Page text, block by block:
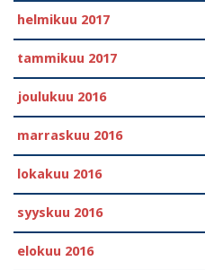
helmikuu 2017
tammikuu 2017
joulukuu 2016
marraskuu 2016
lokakuu 2016
syyskuu 2016
elokuu 2016